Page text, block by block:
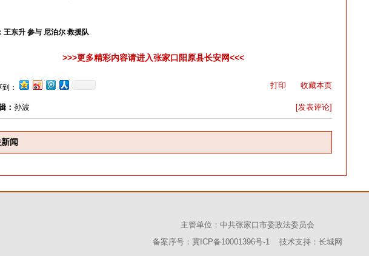
王东升 参与 尼泊尔 救援队
>>>更多精彩内容请进入张家口阳原县长安网<<<
： 打印 收藏本页
： 孙波 [发表评论]
闻
主管单位：中共张家口市委政法委员会
备案序号：冀ICP备10001396号-1 技术支持： 长城网